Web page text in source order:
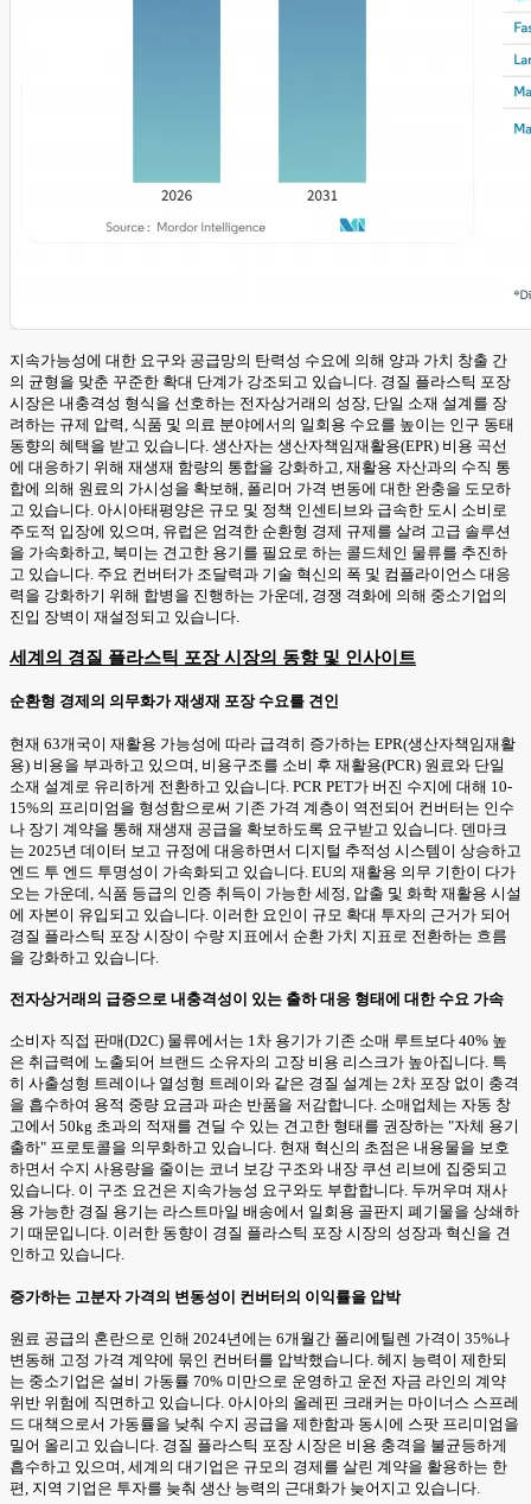
지속가능성에 대한 요구와 공급망의 탄력성 수요에 의해 양과 가치 창출 간
의 균형을 맞춘 꾸준한 확대 단계가 강조되고 있습니다. 경질 플라스틱 포장
시장은 내충격성 형식을 선호하는 전자상거래의 성장, 단일 소재 설계를 장
려하는 규제 압력, 식품 및 의료 분야에서의 일회용 수요를 높이는 인구 동태
동향의 혜택을 받고 있습니다. 생산자는 생산자책임재활용(EPR) 비용 곡선
에 대응하기 위해 재생재 함량의 통합을 강화하고, 재활용 자산과의 수직 통
합에 의해 원료의 가시성을 확보해, 폴리머 가격 변동에 대한 완충을 도모하
고 있습니다. 아시아태평양은 규모 및 정책 인센티브와 급속한 도시 소비로
주도적 입장에 있으며, 유럽은 엄격한 순환형 경제 규제를 살려 고급 솔루션
을 가속화하고, 북미는 견고한 용기를 필요로 하는 콜드체인 물류를 추진하
고 있습니다. 주요 컨버터가 조달력과 기술 혁신의 폭 및 컴플라이언스 대응
력을 강화하기 위해 합병을 진행하는 가운데, 경쟁 격화에 의해 중소기업의
진입 장벽이 재설정되고 있습니다.
세계의 경질 플라스틱 포장 시장의 동향 및 인사이트
순환형 경제의 의무화가 재생재 포장 수요를 견인
현재 63개국이 재활용 가능성에 따라 급격히 증가하는 EPR(생산자책임재활
용) 비용을 부과하고 있으며, 비용구조를 소비 후 재활용(PCR) 원료와 단일
소재 설계로 유리하게 전환하고 있습니다. PCR PET가 버진 수지에 대해 10-
15%의 프리미엄을 형성함으로써 기존 가격 계층이 역전되어 컨버터는 인수
나 장기 계약을 통해 재생재 공급을 확보하도록 요구받고 있습니다. 덴마크
는 2025년 데이터 보고 규정에 대응하면서 디지털 추적성 시스템이 상승하고
엔드 투 엔드 투명성이 가속화되고 있습니다. EU의 재활용 의무 기한이 다가
오는 가운데, 식품 등급의 인증 취득이 가능한 세정, 압출 및 화학 재활용 시설
에 자본이 유입되고 있습니다. 이러한 요인이 규모 확대 투자의 근거가 되어
경질 플라스틱 포장 시장이 수량 지표에서 순환 가치 지표로 전환하는 흐름
을 강화하고 있습니다.
전자상거래의 급증으로 내충격성이 있는 출하 대응 형태에 대한 수요 가속
소비자 직접 판매(D2C) 물류에서는 1차 용기가 기존 소매 루트보다 40% 높
은 취급력에 노출되어 브랜드 소유자의 고장 비용 리스크가 높아집니다. 특
히 사출성형 트레이나 열성형 트레이와 같은 경질 설계는 2차 포장 없이 충격
을 흡수하여 용적 중량 요금과 파손 반품을 저감합니다. 소매업체는 자동 창
고에서 50kg 초과의 적재를 견딜 수 있는 견고한 형태를 권장하는 "자체 용기
출하" 프로토콜을 의무화하고 있습니다. 현재 혁신의 초점은 내용물을 보호
하면서 수지 사용량을 줄이는 코너 보강 구조와 내장 쿠션 리브에 집중되고
있습니다. 이 구조 요건은 지속가능성 요구와도 부합합니다. 두꺼우며 재사
용 가능한 경질 용기는 라스트마일 배송에서 일회용 골판지 폐기물을 상쇄하
기 때문입니다. 이러한 동향이 경질 플라스틱 포장 시장의 성장과 혁신을 견
인하고 있습니다.
증가하는 고분자 가격의 변동성이 컨버터의 이익률을 압박
원료 공급의 혼란으로 인해 2024년에는 6개월간 폴리에틸렌 가격이 35%나
변동해 고정 가격 계약에 묶인 컨버터를 압박했습니다. 헤지 능력이 제한되
는 중소기업은 설비 가동률 70% 미만으로 운영하고 운전 자금 라인의 계약
위반 위험에 직면하고 있습니다. 아시아의 올레핀 크래커는 마이너스 스프레
드 대책으로서 가동률을 낮춰 수지 공급을 제한함과 동시에 스팟 프리미엄을
밀어 올리고 있습니다. 경질 플라스틱 포장 시장은 비용 충격을 불균등하게
흡수하고 있으며, 세계의 대기업은 규모의 경제를 살린 계약을 활용하는 한
편, 지역 기업은 투자를 늦춰 생산 능력의 근대화가 늦어지고 있습니다.